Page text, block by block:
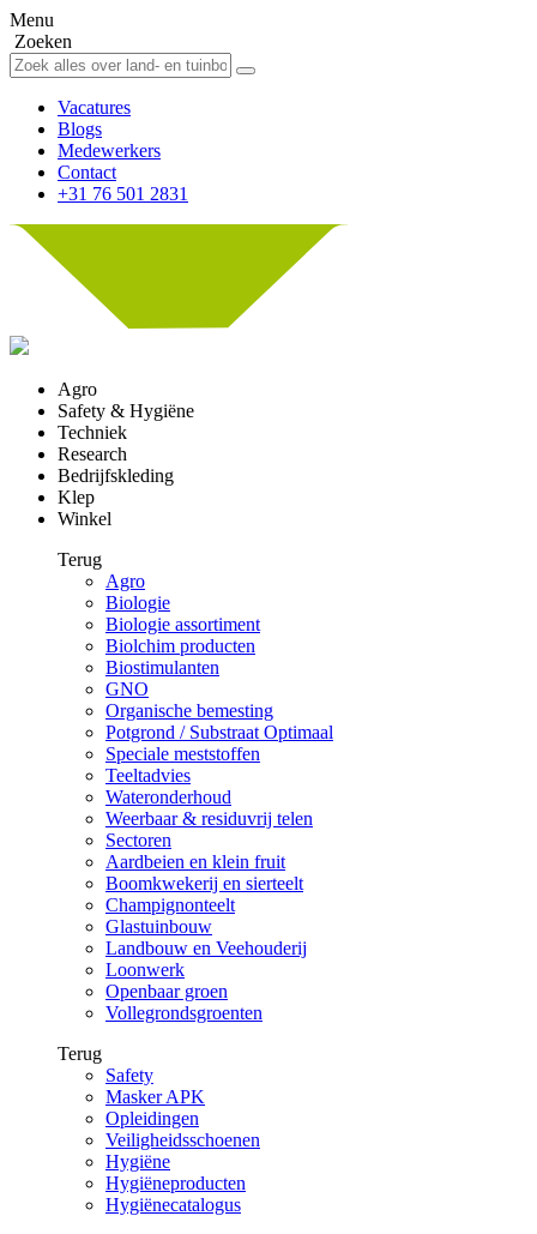
Menu
Zoeken
Vacatures
Blogs
Medewerkers
Contact
+31 76 501 2831
Agro
Safety & Hygiëne
Techniek
Research
Bedrijfskleding
Klep
Winkel
Terug
Agro
Biologie
Biologie assortiment
Biolchim producten
Biostimulanten
GNO
Organische bemesting
Potgrond / Substraat Optimaal
Speciale meststoffen
Teeltadvies
Wateronderhoud
Weerbaar & residuvrij telen
Sectoren
Aardbeien en klein fruit
Boomkwekerij en sierteelt
Champignonteelt
Glastuinbouw
Landbouw en Veehouderij
Loonwerk
Openbaar groen
Vollegrondsgroenten
Terug
Safety
Masker APK
Opleidingen
Veiligheidsschoenen
Hygiëne
Hygiëneproducten
Hygiënecatalogus